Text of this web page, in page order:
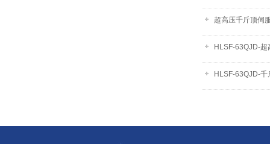
超高压千斤顶伺
HLSF-63QJD-
HLSF-63QJD-